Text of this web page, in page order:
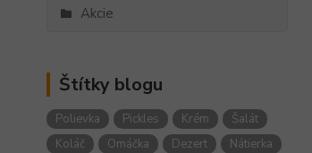
Akcie
Štítky blogu
Polievka Pickles Krém
Šalát
Koláč
Omáčka Dezert
Nátierka